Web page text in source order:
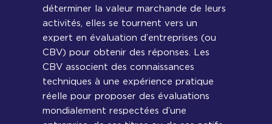
déterminer la valeur marchande de leurs
activités, elles se tournent vers un
expert en évaluation d’entreprises (ou
CBV) pour obtenir des réponses. Les
CBV associent des connaissances
techniques à une expérience pratique
réelle pour proposer des évaluations
mondialement respectées d’une